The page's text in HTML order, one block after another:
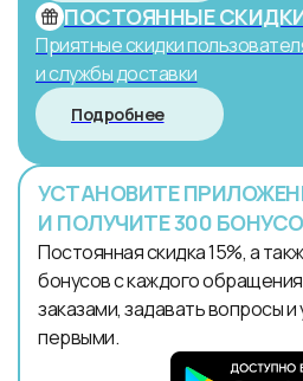
ПОСТОЯННЫЕ
Приятные скидки
и службы доставки
Подробнее
УСТАНОВИТЕ
И ПОЛУЧИТЕ 300
Постоянная скидка 15%, а
бонусов с каждого
заказами, задавать вопросы и
первыми.